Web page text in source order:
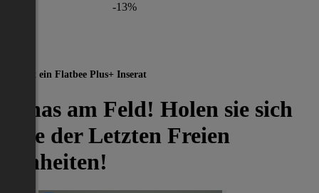
-13%
Dies ist ein Flatbee Plus+ Inserat
Jonas am Feld! Holen sie sich
eine der Letzten Freien
Einheiten!